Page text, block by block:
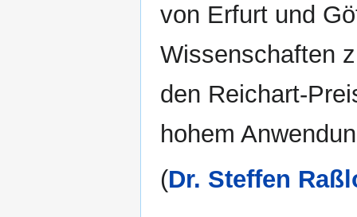
von Erfurt und
Wissenschaften
den Reichart-
hohem
(Dr. Steffen